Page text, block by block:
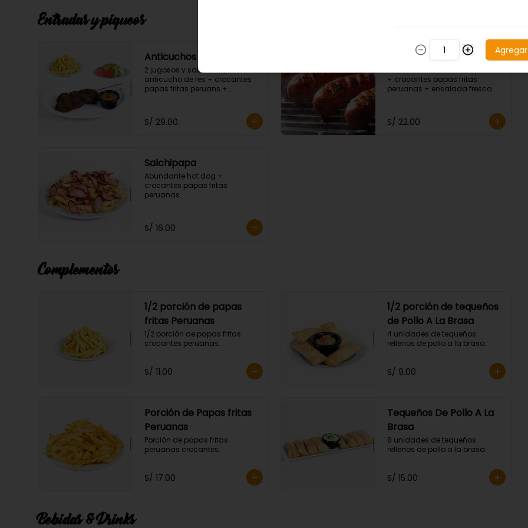
Entradas y piqueos
Anticuchos De Corazón
2 jugosos y sabrosos palos de
anticucho de res + crocantes
papas fritas peruans +
S/ 29.00
Chorizo Parrillero
+ crocantes papas fritas
peruanas + ensalada fresca.
S/ 22.00
Salchipapa
Abundante hot dog +
crocantes papas fritas
peruanas.
S/ 16.00
Complementos
1/2 porción de papas
fritas Peruanas
1/2 porción de papas fritas
crocantes peruanas.
S/ 11.00
1/2 porción de tequeños
de Pollo A La Brasa
4 unidades de tequeños
rellenos de pollo a la brasa.
S/ 9.00
Porción de Papas fritas
Peruanas
Porción de papas fritas
peruanas crocantes.
S/ 17.00
Tequeños De Pollo A La
Brasa
8 unidades de tequeños
rellenos de pollo a la brasa.
S/ 15.00
Bebidas & Drinks
Agregar